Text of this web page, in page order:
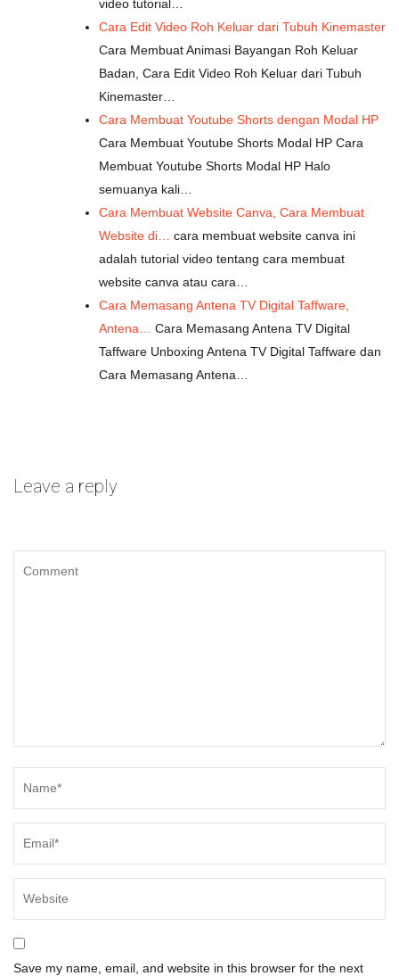
video tutorial…
Cara Edit Video Roh Keluar dari Tubuh Kinemaster
Cara Membuat Animasi Bayangan Roh Keluar
Badan, Cara Edit Video Roh Keluar dari Tubuh
Kinemaster…
Cara Membuat Youtube Shorts dengan Modal HP
Cara Membuat Youtube Shorts Modal HP Cara
Membuat Youtube Shorts Modal HP Halo
semuanya kali…
Cara Membuat Website Canva, Cara Membuat
Website di…
cara membuat website canva ini
adalah tutorial video tentang cara membuat
website canva atau cara…
Cara Memasang Antena TV Digital Taffware,
Antena…
Cara Memasang Antena TV Digital
Taffware Unboxing Antena TV Digital Taffware dan
Cara Memasang Antena…
Leave a reply
Save my name, email, and website in this browser for the next